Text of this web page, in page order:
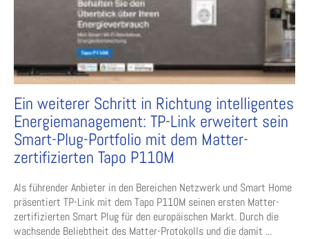
Ein weiterer Schritt in Richtung intelligentes
Energiemanagement: TP-Link erweitert sein
Smart-Plug-Portfolio mit dem Matter-
zertifizierten Tapo P110M
Als führender Anbieter in den Bereichen Netzwerk und Smart Home
präsentiert TP-Link mit dem Tapo P110M seinen ersten Matter-
zertifizierten Smart Plug für den europäischen Markt. Durch die
wachsende Beliebtheit des Matter-Protokolls und die damit ...